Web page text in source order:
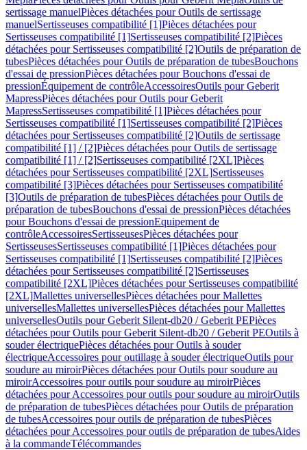
sertissage manuelPièces détachées pour Outils de sertissage
manuelSertisseuses compatibilité [1]Pièces détachées pour
Sertisseuses compatibilité [1]Sertisseuses compatibilité [2]Pièces
détachées pour Sertisseuses compatibilité [2]Outils de préparation de
tubesPièces détachées pour Outils de préparation de tubesBouchons
d'essai de pressionPièces détachées pour Bouchons d'essai de
pressionÉquipement de contrôleAccessoiresOutils pour Geberit
MapressPièces détachées pour Outils pour Geberit
MapressSertisseuses compatibilité [1]Pièces détachées pour
Sertisseuses compatibilité [1]Sertisseuses compatibilité [2]Pièces
détachées pour Sertisseuses compatibilité [2]Outils de sertissage
compatibilité [1] / [2]Pièces détachées pour Outils de sertissage
compatibilité [1] / [2]Sertisseuses compatibilité [2XL]Pièces
détachées pour Sertisseuses compatibilité [2XL]Sertisseuses
compatibilité [3]Pièces détachées pour Sertisseuses compatibilité
[3]Outils de préparation de tubesPièces détachées pour Outils de
préparation de tubesBouchons d'essai de pressionPièces détachées
pour Bouchons d'essai de pressionEquipement de
contrôleAccessoiresSertisseusesPièces détachées pour
SertisseusesSertisseuses compatibilité [1]Pièces détachées pour
Sertisseuses compatibilité [1]Sertisseuses compatibilité [2]Pièces
détachées pour Sertisseuses compatibilité [2]Sertisseuses
compatibilité [2XL]Pièces détachées pour Sertisseuses compatibilité
[2XL]Mallettes universellesPièces détachées pour Mallettes
universellesMallettes universellesPièces détachées pour Mallettes
universellesOutils pour Geberit Silent-db20 / Geberit PEPièces
détachées pour Outils pour Geberit Silent-db20 / Geberit PEOutils à
souder électriquePièces détachées pour Outils à souder
électriqueAccessoires pour outillage à souder électriqueOutils pour
soudure au miroirPièces détachées pour Outils pour soudure au
miroirAccessoires pour outils pour soudure au miroirPièces
détachées pour Accessoires pour outils pour soudure au miroirOutils
de préparation de tubesPièces détachées pour Outils de préparation
de tubesAccessoires pour outils de préparation de tubesPièces
détachées pour Accessoires pour outils de préparation de tubesAides
à la commandeTélécommandes